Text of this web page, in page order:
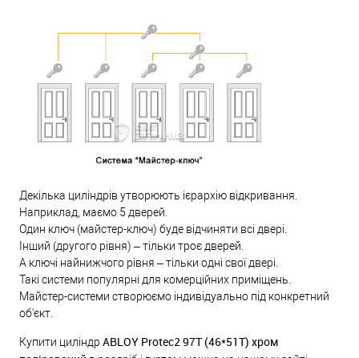
Декілька циліндрів утворюють ієрархію відкривання.
Наприклад, маємо 5 дверей.
Один ключ (майстер-ключ) буде відчиняти всі двері.
Інший (другого рівня) – тільки троє дверей.
А ключі найнижчого рівня – тільки одні свої двері.
Такі системи популярні для комерційних приміщень.
Майстер-системи створюємо індивідуально під конкретний
об'єкт.
Купити циліндр ABLOY Protec2 97T (46*51Т) хром